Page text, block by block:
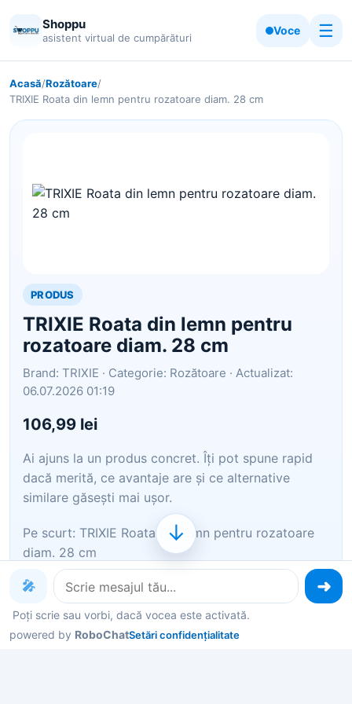
Shoppu
asistent virtual de cumpărături
Voce ☰
Acasă/Rozătoare/
TRIXIE Roata din lemn pentru rozatoare diam. 28 cm
PRODUS
TRIXIE Roata din lemn pentru
rozatoare diam. 28 cm
Brand: TRIXIE · Categorie: Rozătoare · Actualizat:
06.07.2026 01:19
106,99 lei
Ai ajuns la un produs concret. Îți pot spune rapid
dacă merită, ce avantaje are și ce alternative
similare găsești mai ușor.
Pe scurt: TRIXIE Roata din lemn pentru rozatoare
diam. 28 cm
Îți pot recomanda rapid produse similare sau
alternative mai bune din aceeași zonă.
Dacă nu e exact ce cauți, putem restrânge imediat
🎤
Poți scrie sau vorbi, dacă vocea este activată.
powered by RoboChatSetări confidențialitate
↓